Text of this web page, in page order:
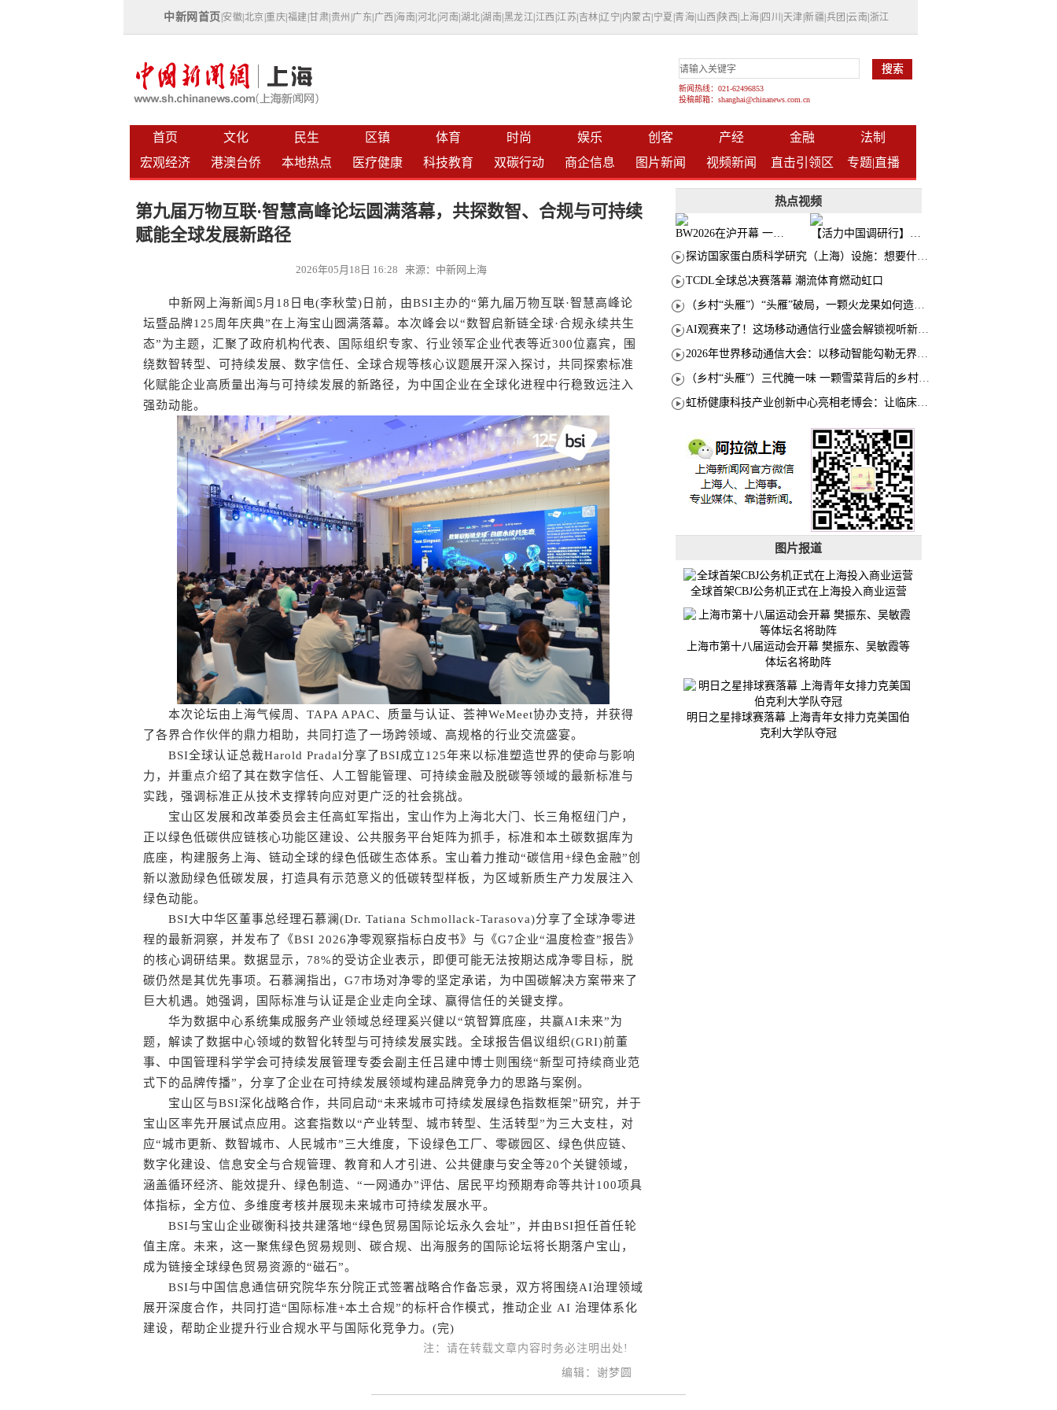
中新网首页 安徽 北京 |重庆 福建 |甘肃 贵州 广东 广西 海南 河北 |河南 湖北 |湖南 黑龙江 江西 江苏 吉林 |辽宁 内蒙古 宁夏 青海 山西 陕西 上海 四川 天津 |新疆 兵团 |云南 浙江
新闻热线：021-62496853
投稿邮箱：shanghai@chinanews.com.cn
首页 文化 民生 区镇 体育 时尚 娱乐 创客 产经 金融
法制
宏观经济
港澳台侨 本地热点 医疗健康 科技教育 双碳行动 商企信息 图片新闻 视频新闻 直击引领区 专题|直播
第九届万物互联·智慧高峰论坛圆满落幕，共探数智、合规与可持续
赋能全球发展新路径
2026年05月18日 16:28 来源：中新网上海
中新网上海新闻5月18日电(李秋莹)日前，由BSI主办的“第九届万物互联·智慧高峰论
坛暨品牌125周年庆典”在上海宝山圆满落幕。本次峰会以“数智启新链全球·合规永续共生
态”为主题，汇聚了政府机构代表、国际组织专家、行业领军企业代表等近300位嘉宾，围
绕数智转型、可持续发展、数字信任、全球合规等核心议题展开深入探讨，共同探索标准
化赋能企业高质量出海与可持续发展的新路径，为中国企业在全球化进程中行稳致远注入
强劲动能。
本次论坛由上海气候周、TAPA APAC、质量与认证、荟神WeMeet协办支持，并获得
了各界合作伙伴的鼎力相助，共同打造了一场跨领域、高规格的行业交流盛宴。
BSI全球认证总裁Harold Pradal分享了BSI成立125年来以标准塑造世界的使命与影响
力，并重点介绍了其在数字信任、人工智能管理、可持续金融及脱碳等领域的最新标准与
实践，强调标准正从技术支撑转向应对更广泛的社会挑战。
宝山区发展和改革委员会主任高虹军指出，宝山作为上海北大门、长三角枢纽门户，
正以绿色低碳供应链核心功能区建设、公共服务平台矩阵为抓手，标准和本土碳数据库为
底座，构建服务上海、链动全球的绿色低碳生态体系。宝山着力推动“碳信用+绿色金融”创
新以激励绿色低碳发展，打造具有示范意义的低碳转型样板，为区域新质生产力发展注入
绿色动能。
BSI大中华区董事总经理石慕澜(Dr. Tatiana Schmollack-Tarasova)分享了全球净零进
程的最新洞察，并发布了《BSI 2026净零观察指标白皮书》与《G7企业“温度检查”报告》
的核心调研结果。数据显示，78%的受访企业表示，即便可能无法按期达成净零目标，脱
碳仍然是其优先事项。石慕澜指出，G7市场对净零的坚定承诺，为中国碳解决方案带来了
巨大机遇。她强调，国际标准与认证是企业走向全球、赢得信任的关键支撑。
华为数据中心系统集成服务产业领域总经理奚兴健以“筑智算底座，共赢AI未来”为
题，解读了数据中心领域的数智化转型与可持续发展实践。全球报告倡议组织(GRI)前董
事、中国管理科学学会可持续发展管理专委会副主任吕建中博士则围绕“新型可持续商业范
式下的品牌传播”，分享了企业在可持续发展领域构建品牌竞争力的思路与案例。
宝山区与BSI深化战略合作，共同启动“未来城市可持续发展绿色指数框架”研究，并于
宝山区率先开展试点应用。这套指数以“产业转型、城市转型、生活转型”为三大支柱，对
应“城市更新、数智城市、人民城市”三大维度，下设绿色工厂、零碳园区、绿色供应链、
数字化建设、信息安全与合规管理、教育和人才引进、公共健康与安全等20个关键领域，
涵盖循环经济、能效提升、绿色制造、“一网通办”评估、居民平均预期寿命等共计100项具
体指标，全方位、多维度考核并展现未来城市可持续发展水平。
BSI与宝山企业碳衡科技共建落地“绿色贸易国际论坛永久会址”，并由BSI担任首任轮
值主席。未来，这一聚焦绿色贸易规则、碳合规、出海服务的国际论坛将长期落户宝山，
成为链接全球绿色贸易资源的“磁石”。
BSI与中国信息通信研究院华东分院正式签署战略合作备忘录，双方将围绕AI治理领域
展开深度合作，共同打造“国际标准+本土合规”的标杆合作模式，推动企业 AI 治理体系化
建设，帮助企业提升行业合规水平与国际化竞争力。(完)
注：请在转载文章内容时务必注明出处!
编辑：谢梦圆
热点视频
BW2026在沪开幕 一众次元品牌集中发布全新企划
【活力中国调研行】上海机器人研究院以技术标准撬动长三角智造协同
探访国家蛋白质科学研究（上海）设施：想要什么蛋白 AI直接设计合成
TCDL全球总决赛落幕 潮流体育燃动虹口
（乡村“头雁”）“头雁”破局，一颗火龙果如何造就沪上乡村特色产业化路径
AI观赛来了！这场移动通信行业盛会解锁视听新玩法
2026年世界移动通信大会：以移动智能勾勒无界普惠新愿景
（乡村“头雁”）三代腌一味 一颗雪菜背后的乡村致富经
虹桥健康科技产业创新中心亮相老博会：让临床“需求”定义银发经济新生态
图片报道
全球首架CBJ公务机正式在上海投入商业运营
上海市第十八届运动会开幕 樊振东、吴敏霞等
体坛名将助阵
明日之星排球赛落幕 上海青年女排力克美国伯
克利大学队夺冠